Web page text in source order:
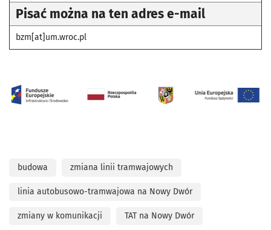
Pisać można na ten adres e-mail
bzm[at]um.wroc.pl
budowa zmiana linii tramwajowych
linia autobusowo-tramwajowa na Nowy Dwór
zmiany w komunikacji TAT na Nowy Dwór